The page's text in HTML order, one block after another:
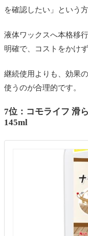
を確認したい」という
液体ワックスへ本格移
明確で、コストをかけ
継続使用よりも、効果
使うのが合理的です。
7位：コモライフ 滑
145ml